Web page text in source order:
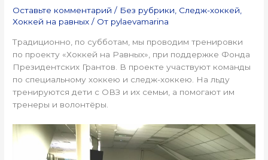
Оставьте комментарий / Без рубрики Следж-хоккей
Хоккей на равных / От pylaevamarina
Традиционно, по субботам, мы проводим тренировки
по проекту «Хоккей на Равных», при поддержке Фонда
Президентских Грантов. В проекте участвуют команды
по специальному хоккею и следж-хоккею. На льду
тренируются дети с ОВЗ и их семьи, а помогают им
тренеры и волонтёры.